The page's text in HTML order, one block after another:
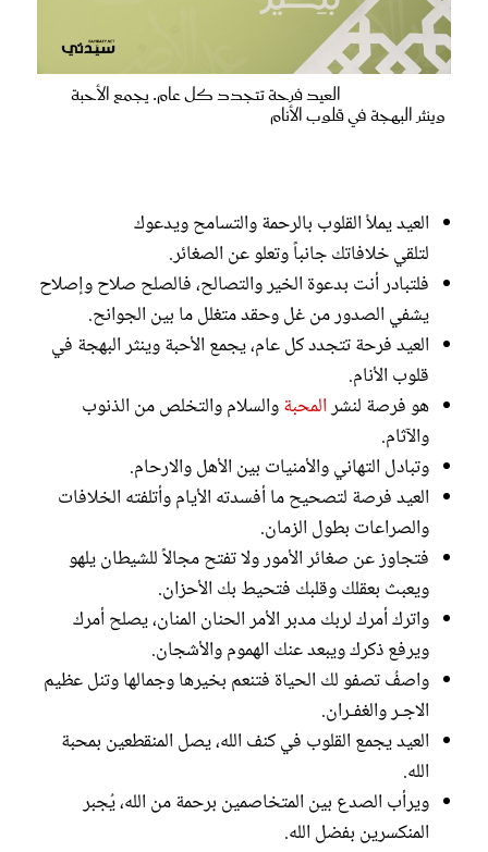
العيد فرحة تتجدد كل عام. يجمع الأحبة
وينثر البهجة في قلوب الأنام
العيد يملأ القلوب بالرحمة والتسامح ويدعوك
لتلقي خلافاتك جانباً وتعلو عن الصغائر.
فلتبادر أنت بدعوة الخير والتصالح، فالصلح صلاح وإصلاح
يشفي الصدور من غل وحقد متغلل ما بين الجوانح.
العيد فرحة تتجدد كل عام، يجمع الأحبة وينثر البهجة في
قلوب الأنام.
هو فرصة لنشرالمحبةوالسلام والتخلص من الذنوب
والآثام.
وتبادل التهاني والأمنيات بين الأهل والارحام.
العيد فرصة لتصحيح ما أفسدته الأيام وأتلفته الخلافات
والصراعات بطول الزمان.
فتجاوز عن صغائر الأمور ولا تفتح مجالاً للشيطان يلهو
ويعبث بعقلك وقلبك فتحيط بك الأحزان.
واترك أمرك لربك مدبر الأمر الحنان المنان، يصلح أمرك
ويرفع ذكرك ويبعد عنك الهموم والأشجان.
واصفُ تصفو لك الحياة فتنعم بخيرها وجمالها وتنل عظيم
الاجـر والغفـران.
العيد يجمع القلوب في كنف الله، يصل المنقطعين بمحبة
الله.
ويرأب الصدع بين المتخاصمين برحمة من الله، يُجبر
المنكسرين بفضل الله.